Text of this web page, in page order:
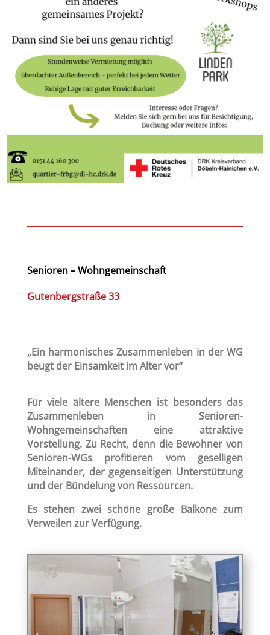
Senioren – Wohngemeinschaft
Gutenbergstraße 33
„Ein harmonisches Zusammenleben in der WG
beugt der Einsamkeit im Alter vor“
Für viele ältere Menschen ist besonders das
Zusammenleben in Senioren-
Wohngemeinschaften eine attraktive
Vorstellung. Zu Recht, denn die Bewohner von
Senioren-WGs profitieren vom geselligen
Miteinander, der gegenseitigen Unterstützung
und der Bündelung von Ressourcen.
Es stehen zwei schöne große Balkone zum
Verweilen zur Verfügung.